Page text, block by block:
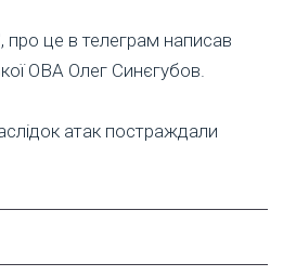
це в телеграм написав
ОВА Олег Синєгубов.
атак постраждали